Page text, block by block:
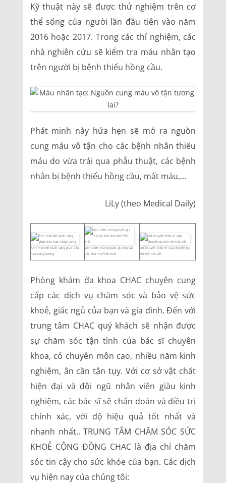
Kỹ thuật này sẽ được thử nghiệm trên cơ
thể sống của người lần đầu tiên vào năm
2016 hoặc 2017. Trong các thí nghiệm, các
nhà nghiên cứu sẽ kiểm tra máu nhân tạo
trên người bị bệnh thiếu hồng cầu.
Phát minh này hứa hẹn sẽ mở ra nguồn
cung máu vô tận cho các bệnh nhân thiếu
máu do vừa trải qua phẫu thuật, các bệnh
nhân bị bệnh thiếu hồng cầu, mất máu,…
LiLy (theo Medical Daily)
Ánh mặt trời buổi sáng giúp tiêu
hao năng lượng
Lịch tiêm chủng quốc gia mà các
bậc cha mẹ PHẢI biết
Lời khuyên điều trị của chuyên gia
khi trẻ mắc sởi
Phòng khám đa khoa CHAC chuyên cung
cấp các dịch vụ chăm sóc và bảo vệ sức
khoẻ, giấc ngủ của bạn và gia đình. Đến với
trung tâm CHAC quý khách sẽ nhận được
sự chăm sóc tận tình của bác sĩ chuyên
khoa, có chuyên môn cao, nhiều năm kinh
nghiệm, ân cần tận tụy. Với cơ sở vật chất
hiện đại và đội ngũ nhân viên giàu kinh
nghiệm, các bác sĩ sẽ chẩn đoán và điều trị
chính xác, với độ hiệu quả tốt nhất và
nhanh nhất.. TRUNG TÂM CHĂM SÓC SỨC
KHOẺ CỘNG ĐỒNG CHAC là địa chỉ chăm
sóc tin cậy cho sức khỏe của bạn. Các dịch
vụ hiện nay của chúng tôi: